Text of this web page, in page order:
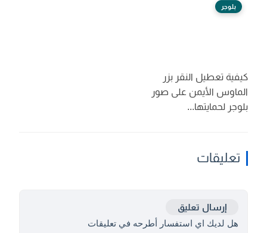
بلوجر
كيفية تعطيل النقر بزر
الماوس الأيمن على صور
بلوجر لحمايتها...
تعليقات
إرسال تعليق
هل لديك اي استفسار أطرحه في تعليقات